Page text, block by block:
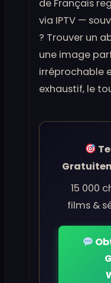
de Français
via IPTV —
? Trouver un
une image
irréprochable
exhaustif, le
15 000
films &